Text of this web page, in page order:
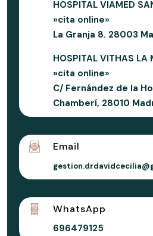
HOSPITAL VIAMED
»cita online»
La Granja 8. 28003
HOSPITAL VITHAS LA
»cita online»
C/ Fernández de la
Chamberí, 28010
Email
WhatsApp
696479125